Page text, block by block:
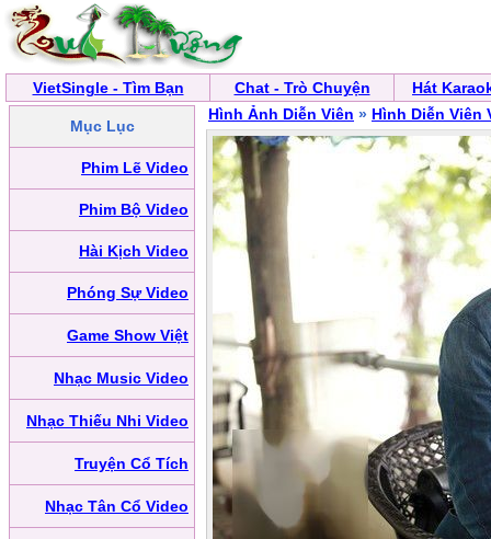
VietSingle - Tìm Bạn Chat - Trò Chuyện Hát
Mục Lục
Phim Lẽ Video
Phim Bộ Video
Hài Kịch Video
Phóng Sự Video
Game Show Việt
Nhạc Music Video
Nhạc Thiếu Nhi Video
Truyện Cổ Tích
Nhạc Tân Cổ Video
Hình Ảnh Diễn Viên » Hình Diễn Viên